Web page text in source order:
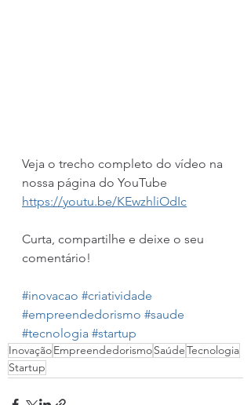
Veja o trecho completo do vídeo na
nossa página do YouTube
https://youtu.be/KEwzhliOdIc
Curta, compartilhe e deixe o seu
comentário!
#inovacao #criatividade
#empreendedorismo #saude
#tecnologia #startup
InovaçãoEmpreendedorismoSaúdeTecnologia
Startup